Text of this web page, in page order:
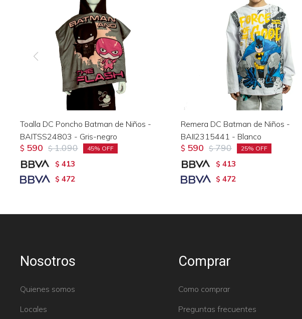
Toalla DC Poncho Batman de Niños -
BAITSS24803 - Gris-negro
$ 590 $ 1.090 45
$ 413
$ 472
Remera DC Batman de Niños -
BAII2315441 - Blanco
$ 590 $ 790 25
$ 413
$ 472
Nosotros
Quienes somos
Locales
Comprar
Como comprar
Preguntas frecuentes